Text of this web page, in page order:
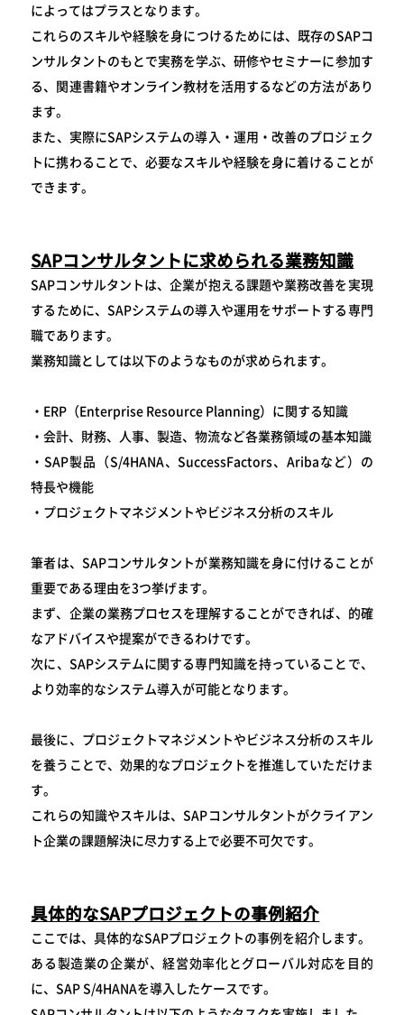
によってはプラスとなります。
これらのスキルや経験を身につけるためには、既存のSAPコ
ンサルタントのもとで実務を学ぶ、研修やセミナーに参加す
る、関連書籍やオンライン教材を活用するなどの方法があり
ます。
また、実際にSAPシステムの導入・運用・改善のプロジェク
トに携わることで、必要なスキルや経験を身に着けることが
できます。
SAPコンサルタントに求められる業務知識
SAPコンサルタントは、企業が抱える課題や業務改善を実現
するために、SAPシステムの導入や運用をサポートする専門
職であります。
業務知識としては以下のようなものが求められます。
・ERP（Enterprise Resource Planning）に関する知識
・会計、財務、人事、製造、物流など各業務領域の基本知識
・SAP製品（S/4HANA、SuccessFactors、Aribaなど）の
特長や機能
・プロジェクトマネジメントやビジネス分析のスキル
筆者は、SAPコンサルタントが業務知識を身に付けることが
重要である理由を3つ挙げます。
まず、企業の業務プロセスを理解することができれば、的確
なアドバイスや提案ができるわけです。
次に、SAPシステムに関する専門知識を持っていることで、
より効率的なシステム導入が可能となります。
最後に、プロジェクトマネジメントやビジネス分析のスキル
を養うことで、効果的なプロジェクトを推進していただけま
す。
これらの知識やスキルは、SAPコンサルタントがクライアン
ト企業の課題解決に尽力する上で必要不可欠です。
具体的なSAPプロジェクトの事例紹介
ここでは、具体的なSAPプロジェクトの事例を紹介します。
ある製造業の企業が、経営効率化とグローバル対応を目的
に、SAP S/4HANAを導入したケースです。